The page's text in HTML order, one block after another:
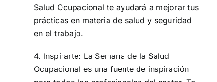
Salud Ocupacional te ayudará a mejorar tus
prácticas en materia de salud y seguridad
en el trabajo.
4. Inspirarte: La Semana de la Salud
Ocupacional es una fuente de inspiración